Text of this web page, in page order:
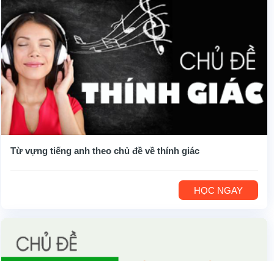
Từ vựng tiếng anh theo chủ đề về thính giác
HỌC NGAY